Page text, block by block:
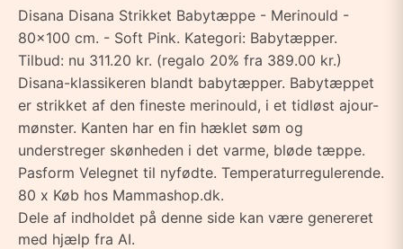
Disana Disana Strikket Babytæppe - Merinould -
80x100 cm. - Soft Pink. Kategori: Babytæpper.
Tilbud: nu 311.20 kr. (regalo 20% fra 389.00 kr.)
Disana-klassikeren blandt babytæpper. Babytæppet
er strikket af den fineste merinould, i et tidløst ajour-
mønster. Kanten har en fin hæklet søm og
understreger skønheden i det varme, bløde tæppe.
Pasform Velegnet til nyfødte. Temperaturregulerende.
80 x Køb hos Mammashop.dk.
Dele af indholdet på denne side kan være genereret
med hjælp fra AI.